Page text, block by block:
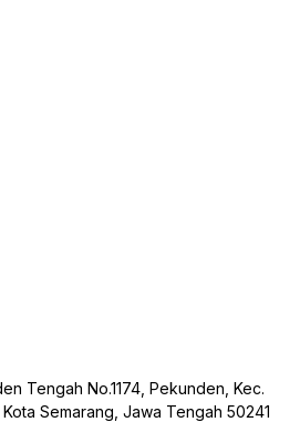
Tengah No.1174, Pekunden, Kec.
Semarang, Jawa Tengah 50241